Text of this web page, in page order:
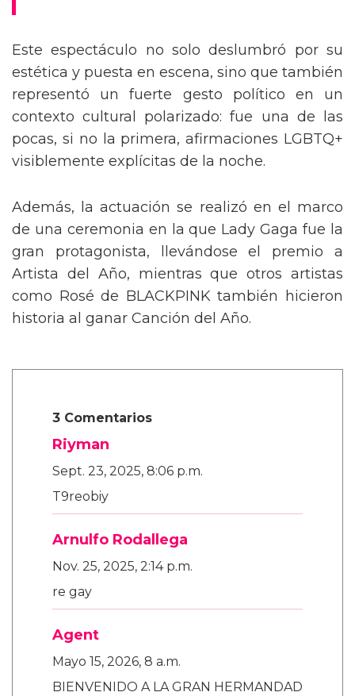
Este espectáculo no solo deslumbró por su
estética y puesta en escena, sino que también
representó un fuerte gesto político en un
contexto cultural polarizado: fue una de las
pocas, si no la primera, afirmaciones LGBTQ+
visiblemente explícitas de la noche.
Además, la actuación se realizó en el marco
de una ceremonia en la que Lady Gaga fue la
gran protagonista, llevándose el premio a
Artista del Año, mientras que otros artistas
como Rosé de BLACKPINK también hicieron
historia al ganar Canción del Año.
3 Comentarios
Riyman
Sept. 23, 2025, 8:06 p.m.
T9reobiy
Arnulfo Rodallega
Nov. 25, 2025, 2:14 p.m.
re gay
Agent
Mayo 15, 2026, 8 a.m.
BIENVENIDO A LA GRAN HERMANDAD